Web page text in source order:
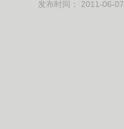
发布时间： 2011-06-